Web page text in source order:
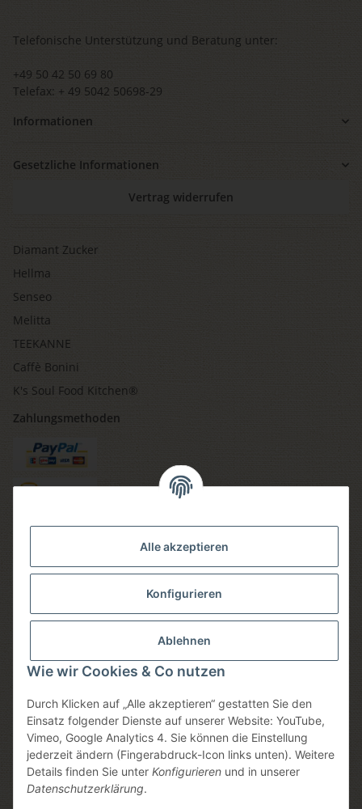
Alle akzeptieren
Konfigurieren
Ablehnen
Wie wir Cookies & Co nutzen
Durch Klicken auf „Alle akzeptieren“ gestatten Sie den
Einsatz folgender Dienste auf unserer Website: YouTube,
Vimeo, Google Analytics 4. Sie können die Einstellung
jederzeit ändern (Fingerabdruck-Icon links unten). Weitere
Details finden Sie unter Konfigurieren und in unserer
Datenschutzerklärung.
Telefonische Unterstützung und Beratung unter:
+49 50 42 50 69 80
Telefax: + 49 5042 50698-29
Informationen
Gesetzliche Informationen
Vertrag widerrufen
Diamant Zucker
Hellma
Senseo
Melitta
TEEKANNE
Caffè Bonini
K's Soul Food Kitchen®
Zahlungsmethoden
Versandmethoden
Sicheres einkaufen
* Alle Preise inkl. gesetzlicher USt., zzgl.